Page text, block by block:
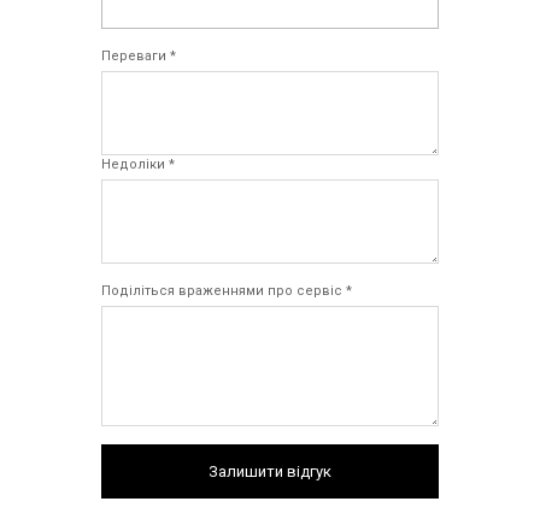
Переваги *
Недоліки *
Поділіться враженнями про сервіс *
Залишити відгук